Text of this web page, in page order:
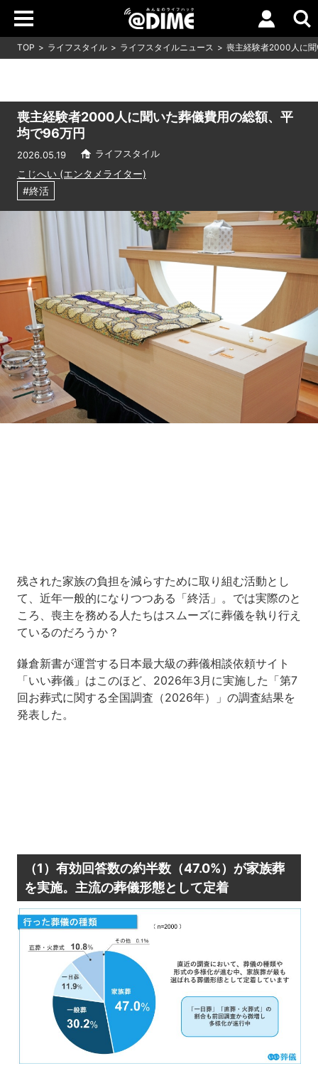
TOP ライフスタイル ライフスタイルニュース 喪主経験者2000人に
喪主経験者2000人に聞いた葬儀費用の総額、平
均で96万円
2026.05.19 ライフスタイル
こじへい (エンタメライター)
#終活
残された家族の負担を減らすために取り組む活動とし
て、近年一般的になりつつある「終活」。では実際のと
ころ、喪主を務める人たちはスムーズに葬儀を執り行え
ているのだろうか？
鎌倉新書が運営する日本最大級の葬儀相談依頼サイト
「いい葬儀」はこのほど、2026年3月に実施した「第7
回お葬式に関する全国調査（2026年）」の調査結果を
発表した。
（1）有効回答数の約半数（47.0%）が家族葬
を実施。主流の葬儀形態として定着